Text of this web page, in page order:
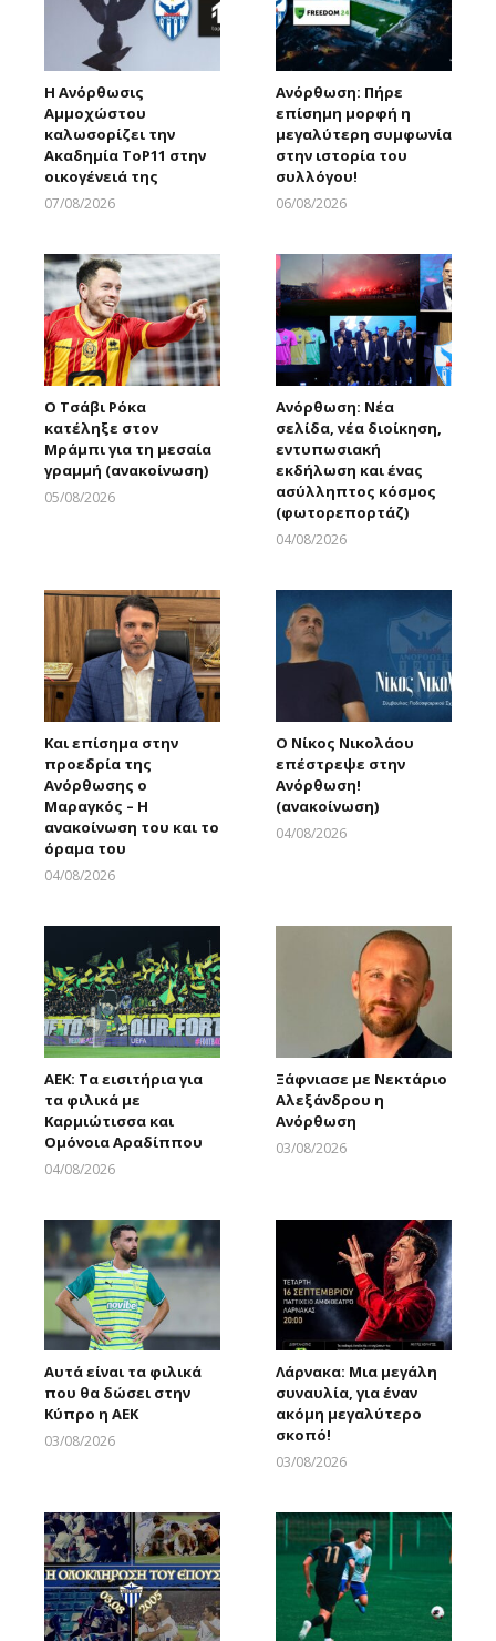
Η Ανόρθωσις
Αμμοχώστου
καλωσορίζει την
Ακαδημία ToP11 στην
οικογένειά της
07/08/2026
Ανόρθωση: Πήρε
επίσημη μορφή η
μεγαλύτερη συμφωνία
στην ιστορία του
συλλόγου!
06/08/2026
Ο Τσάβι Ρόκα
κατέληξε στον
Μράμπι για τη μεσαία
γραμμή (ανακοίνωση)
05/08/2026
Ανόρθωση: Νέα
σελίδα, νέα διοίκηση,
εντυπωσιακή
εκδήλωση και ένας
ασύλληπτος κόσμος
(φωτορεπορτάζ)
04/08/2026
Και επίσημα στην
προεδρία της
Ανόρθωσης ο
Μαραγκός – Η
ανακοίνωση του και το
όραμα του
04/08/2026
Ο Νίκος Νικολάου
επέστρεψε στην
Ανόρθωση!
(ανακοίνωση)
04/08/2026
ΑΕΚ: Τα εισιτήρια για
τα φιλικά με
Καρμιώτισσα και
Ομόνοια Αραδίππου
04/08/2026
Ξάφνιασε με Νεκτάριο
Αλεξάνδρου η
Ανόρθωση
03/08/2026
Αυτά είναι τα φιλικά
που θα δώσει στην
Κύπρο η ΑΕΚ
03/08/2026
Λάρνακα: Μια μεγάλη
συναυλία, για έναν
ακόμη μεγαλύτερο
σκοπό!
03/08/2026